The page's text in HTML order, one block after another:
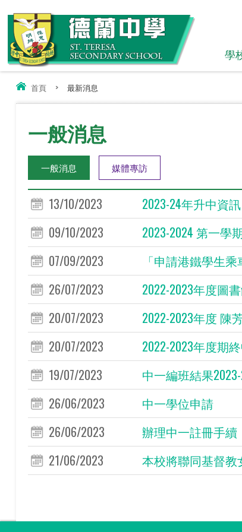
學
首頁 > 最新消息
一般消息
一般消息 媒體專訪
13/10/2023
2023-24年升中資
09/10/2023
2023-2024 第一學
07/09/2023
「申請港鐵學生乘
26/07/2023
2022-2023年度圖
20/07/2023
2022-2023年度 陳
20/07/2023
2022-2023年度期
19/07/2023
中一編班結果
26/06/2023
中一學位申請
26/06/2023
辦理中一註冊手續
21/06/2023
本校將聯同基督教